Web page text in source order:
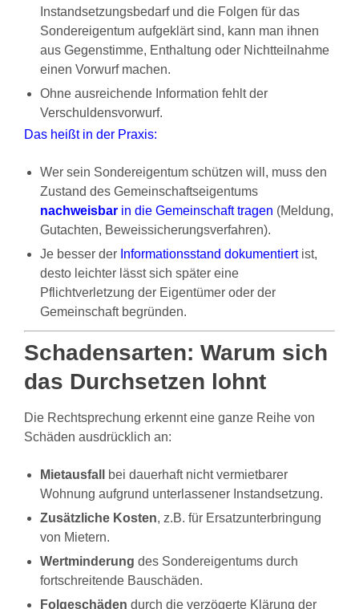
Instandsetzungsbedarf und die Folgen für das
Sondereigentum aufgeklärt sind, kann man ihnen
aus Gegenstimme, Enthaltung oder Nichtteilnahme
einen Vorwurf machen.
Ohne ausreichende Information fehlt der
Verschuldensvorwurf.
Das heißt in der Praxis:
Wer sein Sondereigentum schützen will, muss den
Zustand des Gemeinschaftseigentums
nachweisbar in die Gemeinschaft tragen (Meldung,
Gutachten, Beweissicherungsverfahren).
Je besser der Informationsstand dokumentiertist,
desto leichter lässt sich später eine
Pflichtverletzung der Eigentümer oder der
Gemeinschaft begründen.
Schadensarten: Warum sich
das Durchsetzen lohnt
Die Rechtsprechung erkennt eine ganze Reihe von
Schäden ausdrücklich an:
Mietausfall
bei dauerhaft nicht vermietbarer
Wohnung aufgrund unterlassener Instandsetzung.
Zusätzliche Kosten, z.B. für Ersatzunterbringung
von Mietern.
Wertminderung des Sondereigentums durch
fortschreitende Bauschäden.
Folgeschäden durch die verzögerte Klärung der